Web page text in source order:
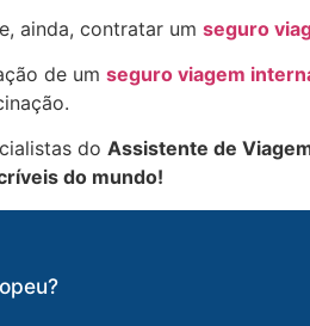
e, ainda, contratar um seguro
de um seguro viagem
do Assistente de
do mundo!